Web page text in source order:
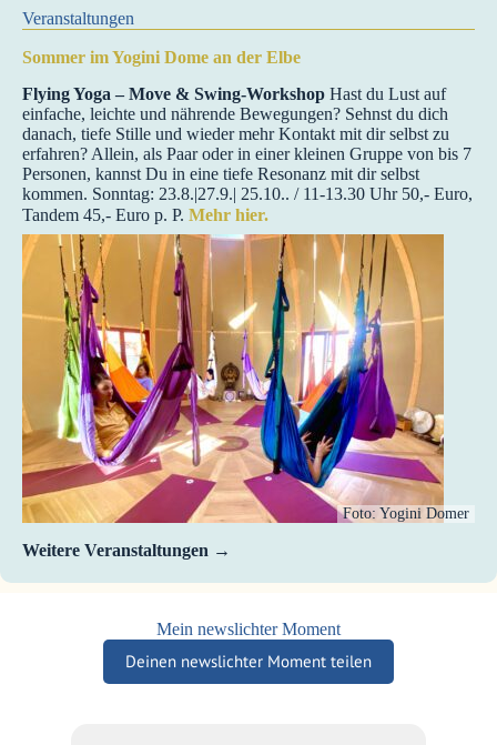
Veranstaltungen
Sommer im Yogini Dome an der Elbe
Flying Yoga – Move & Swing-Workshop Hast du Lust auf
einfache, leichte und nährende Bewegungen? Sehnst du dich
danach, tiefe Stille und wieder mehr Kontakt mit dir selbst zu
erfahren? Allein, als Paar oder in einer kleinen Gruppe von bis 7
Personen, kannst Du in eine tiefe Resonanz mit dir selbst
kommen. Sonntag: 23.8.|27.9.| 25.10.. / 11-13.30 Uhr 50,- Euro,
Tandem 45,- Euro p. P. Mehr hier.
Foto: Yogini Domer
Weitere Veranstaltungen
Mein newslichter Moment
Deinen newslichter Moment teilen